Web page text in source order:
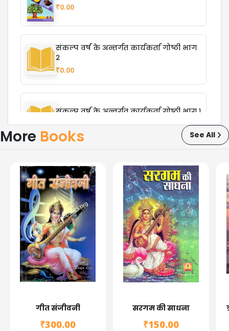
₹0.00
संकल्प वर्ष के अन्तर्गत कार्यकर्ता गोष्ठी भाग
२
₹0.00
संकल्प वर्ष के अन्तर्गत कार्यकर्ता गोष्ठी भाग १
₹0.00
युग निर्माण सत्संकल्प की दिशाधारा
₹0.00
स्वाध्याय मंडलों की स्थापना कल्पवृक्ष का
आरोपण
₹0.00
सुनिश्चित संकल्प ही महान उपलब्धियों के
₹0.00
More Books See All
गीत संजीवनी
₹300.00
सरगम की साधना
₹150.00